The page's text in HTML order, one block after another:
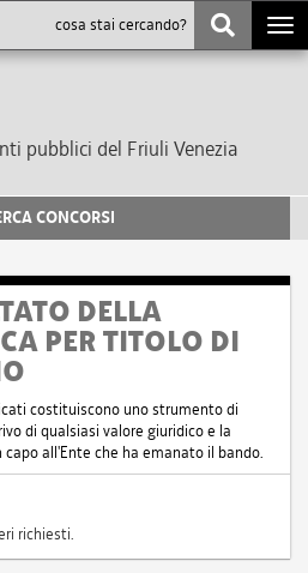
pubblici del Friuli Venezia
CONCORSI
DELLA
PER TITOLO DI
costituiscono uno strumento di
di qualsiasi valore giuridico e la
all'Ente che ha emanato il bando.
richiesti.